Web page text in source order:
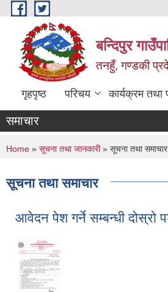
Skip to main content
बन्दिपुर
तनहुँ, गण्डकी
गृहपृष्ठ परिचय कार्यक्रम तथा
समाचार
You are here
Home » सूचना तथा जानकारी» सूचना तथा समाचार
सूचना तथा समाचार
आवेदन पेश गर्ने सम्बन्धी दोस्रो